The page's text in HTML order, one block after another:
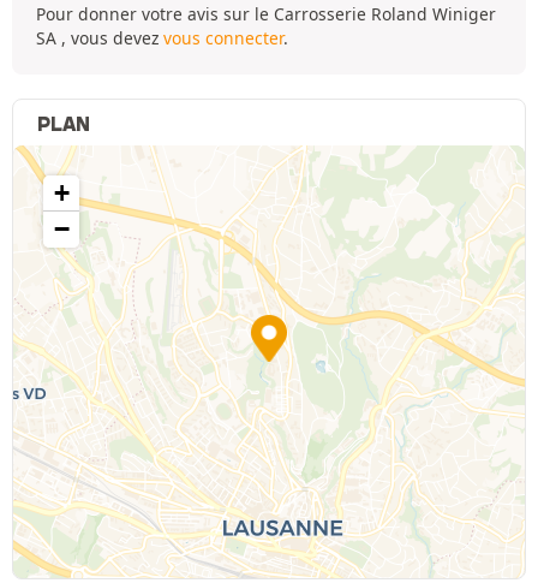
Pour donner votre avis sur le Carrosserie Roland Winiger
SA , vous devez vous connecter.
PLAN
+
−